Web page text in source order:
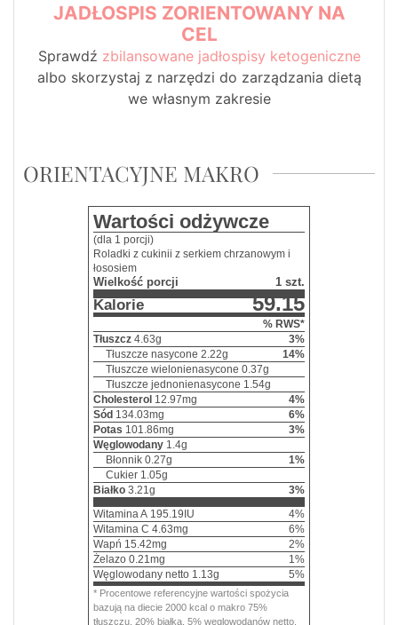
JADŁOSPIS ZORIENTOWANY NA
CEL
Sprawdź zbilansowane jadłospisy ketogeniczne
albo skorzystaj z narzędzi do zarządzania dietą
we własnym zakresie
ORIENTACYJNE MAKRO
Wartości odżywcze
(dla 1 porcji)
Roladki z cukinii z serkiem chrzanowym i
łososiem
Wielkość porcji 1 szt.
Kalorie 59.15
% RWS*
Tłuszcz 4.63g 3%
Tłuszcze nasycone 2.22g 14%
Tłuszcze wielonienasycone 0.37g
Tłuszcze jednonienasycone 1.54g
Cholesterol 12.97mg 4%
Sód 134.03mg 6%
Potas 101.86mg 3%
Węglowodany 1.4g
Błonnik 0.27g 1%
Cukier 1.05g
Białko 3.21g 3%
Witamina A 195.19 IU 4%
Witamina C 4.63mg 6%
Wapń 15.42mg 2%
Żelazo 0.21mg 1%
Węglowodany netto 1.13g 5%
* Procentowe referencyjne wartości spożycia
bazują na diecie 2000 kcal o makro 75%
tłuszczu, 20% białka, 5% węglowodanów netto.